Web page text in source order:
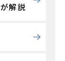
解説